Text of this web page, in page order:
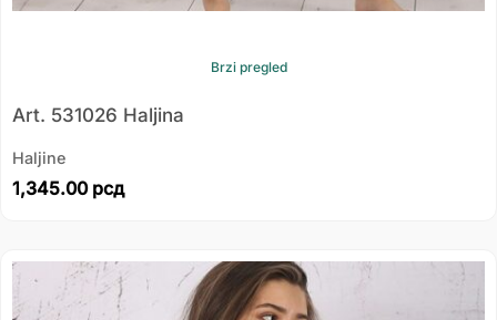
Brzi pregled
Art. 531026 Haljina
Haljine
1,345.00 рсд